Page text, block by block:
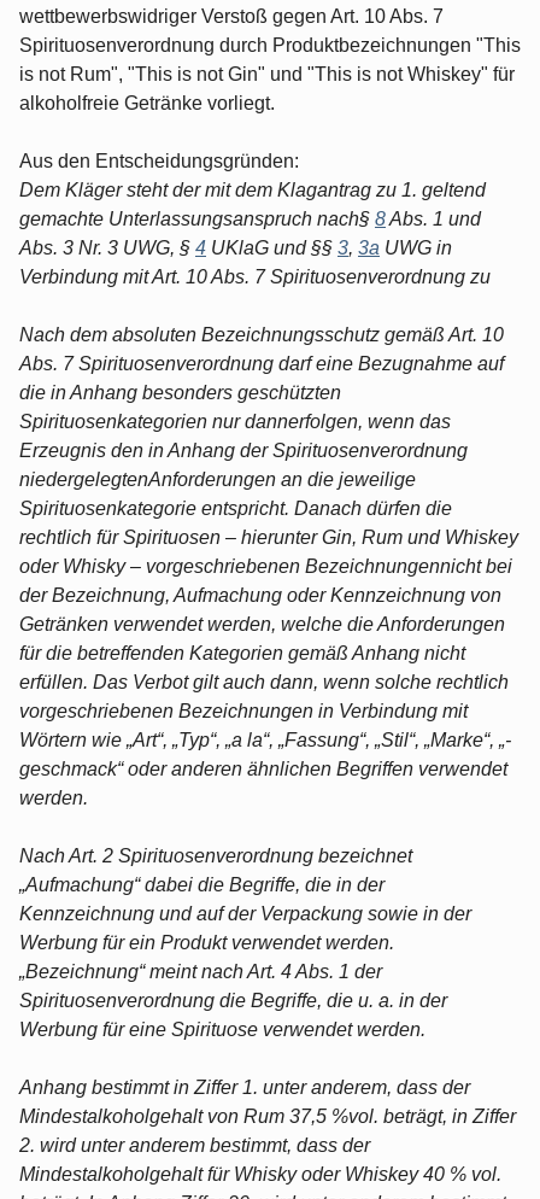
wettbewerbswidriger Verstoß gegen Art. 10 Abs. 7
Spirituosenverordnung durch Produktbezeichnungen "This
is not Rum", "This is not Gin" und "This is not Whiskey" für
alkoholfreie Getränke vorliegt.
Aus den Entscheidungsgründen:
Dem Kläger steht der mit dem Klagantrag zu 1. geltend
gemachte Unterlassungsanspruch nach§ 8Abs. 1 und
Abs. 3 Nr. 3 UWG, § 4 UKlaG und §§ 3, 3a UWG in
Verbindung mit Art. 10 Abs. 7 Spirituosenverordnung zu
Nach dem absoluten Bezeichnungsschutz gemäß Art. 10
Abs. 7 Spirituosenverordnung darf eine Bezugnahme auf
die in Anhang besonders geschützten
Spirituosenkategorien nur dannerfolgen, wenn das
Erzeugnis den in Anhang der Spirituosenverordnung
niedergelegtenAnforderungen an die jeweilige
Spirituosenkategorie entspricht. Danach dürfen die
rechtlich für Spirituosen – hierunter Gin, Rum und Whiskey
oder Whisky – vorgeschriebenen Bezeichnungennicht bei
der Bezeichnung, Aufmachung oder Kennzeichnung von
Getränken verwendet werden, welche die Anforderungen
für die betreffenden Kategorien gemäß Anhang nicht
erfüllen. Das Verbot gilt auch dann, wenn solche rechtlich
vorgeschriebenen Bezeichnungen in Verbindung mit
Wörtern wie „Art“, „Typ“, „a la“, „Fassung“, „Stil“, „Marke“, „-
geschmack“ oder anderen ähnlichen Begriffen verwendet
werden.
Nach Art. 2 Spirituosenverordnung bezeichnet
„Aufmachung“ dabei die Begriffe, die in der
Kennzeichnung und auf der Verpackung sowie in der
Werbung für ein Produkt verwendet werden.
„Bezeichnung“ meint nach Art. 4 Abs. 1 der
Spirituosenverordnung die Begriffe, die u. a. in der
Werbung für eine Spirituose verwendet werden.
Anhang bestimmt in Ziffer 1. unter anderem, dass der
Mindestalkoholgehalt von Rum 37,5 %vol. beträgt, in Ziffer
2. wird unter anderem bestimmt, dass der
Mindestalkoholgehalt für Whisky oder Whiskey 40 % vol.